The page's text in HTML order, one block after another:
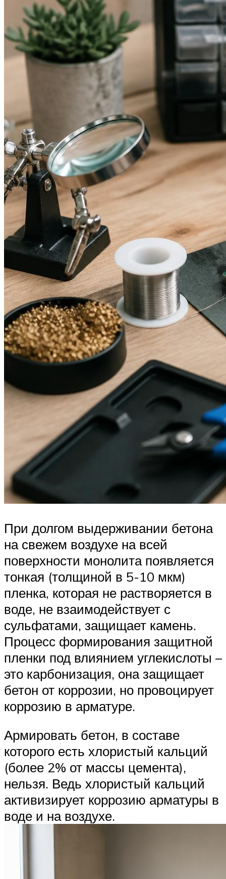
При долгом выдерживании бетона
на свежем воздухе на всей
поверхности монолита появляется
тонкая (толщиной в 5-10 мкм)
пленка, которая не растворяется в
воде, не взаимодействует с
сульфатами, защищает камень.
Процесс формирования защитной
пленки под влиянием углекислоты –
это карбонизация, она защищает
бетон от коррозии, но провоцирует
коррозию в арматуре.
Армировать бетон, в составе
которого есть хлористый кальций
(более 2% от массы цемента),
нельзя. Ведь хлористый кальций
активизирует коррозию арматуры в
воде и на воздухе.